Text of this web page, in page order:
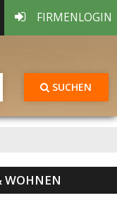
FIRMENLOGIN
SUCHEN
WOHNEN